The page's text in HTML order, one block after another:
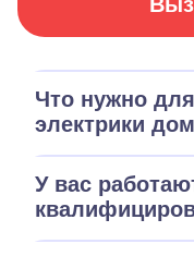
Что нужно
электрики
У вас